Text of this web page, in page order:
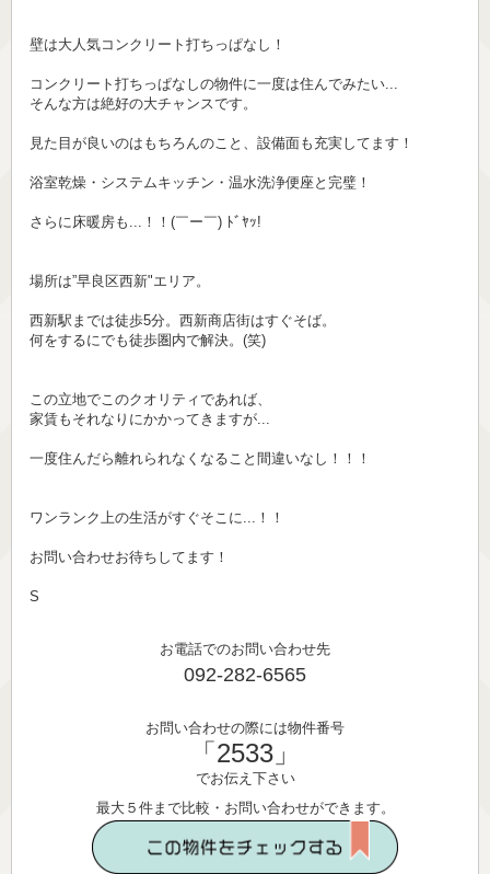
壁は大人気コンクリート打ちっぱなし！
コンクリート打ちっぱなしの物件に一度は住んでみたい...
そんな方は絶好の大チャンスです。
見た目が良いのはもちろんのこと、設備面も充実してます！
浴室乾燥・システムキッチン・温水洗浄便座と完璧！
さらに床暖房も...！！(￣ー￣) ﾄﾞﾔｯ!
場所は”早良区西新"エリア。
西新駅までは徒歩5分。西新商店街はすぐそば。
何をするにでも徒歩圏内で解決。(笑)
この立地でこのクオリティであれば、
家賃もそれなりにかかってきますが...
一度住んだら離れられなくなること間違いなし！！！
ワンランク上の生活がすぐそこに...！！
お問い合わせお待ちしてます！
S
お電話でのお問い合わせ先
092-282-6565
お問い合わせの際には物件番号
「2533」
でお伝え下さい
最大５件まで比較・お問い合わせができます。